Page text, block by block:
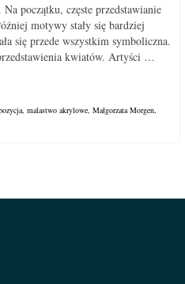
początku, częste przedstawianie
motywy stały się bardziej
się przede wszystkim symboliczna.
kwiatów. Artyści …
,malastwo akrylowe,Małgorzata Morgen,